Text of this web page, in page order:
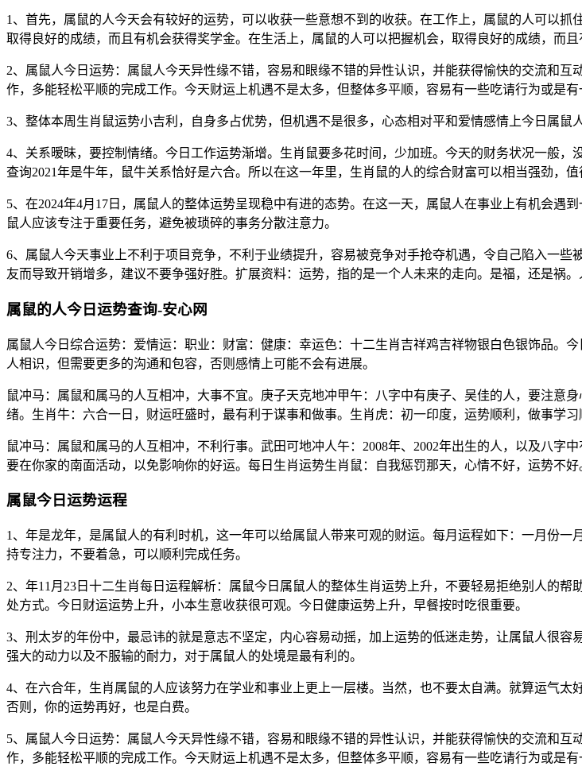
1、首先，属鼠的人今天会有较好的运势，可以收获一些意想不到的收获。在工作上，属鼠的人可以
取得良好的成绩，而且有机会获得奖学金。在生活上，属鼠的人可以把握机会，取得良好的成绩，而且
2、属鼠人今日运势：属鼠人今天异性缘不错，容易和眼缘不错的异性认识，并能获得愉快的交流和
作，多能轻松平顺的完成工作。今天财运上机遇不是太多，但整体多平顺，容易有一些吃请行为或是有
3、整体本周生肖鼠运势小吉利，自身多占优势，但机遇不是很多，心态相对平和爱情感情上今日属
4、关系暧昧，要控制情绪。今日工作运势渐增。生肖鼠要多花时间，少加班。今天的财务状况一般
查询2021年是牛年，鼠牛关系恰好是六合。所以在这一年里，生肖鼠的人的综合财富可以相当强劲，值
5、在2024年4月17日，属鼠人的整体运势呈现稳中有进的态势。在这一天，属鼠人在事业上有机会
鼠人应该专注于重要任务，避免被琐碎的事务分散注意力。
6、属鼠人今天事业上不利于项目竞争，不利于业绩提升，容易被竞争对手抢夺机遇，令自己陷入一
友而导致开销增多，建议不要争强好胜。扩展资料：运势，指的是一个人未来的走向。是福，还是祸。
属鼠的人今日运势查询-安心网
属鼠人今日综合运势：爱情运：职业：财富：健康：幸运色：十二生肖吉祥鸡吉祥物银白色银饰品。
人相识，但需要更多的沟通和包容，否则感情上可能不会有进展。
鼠冲马：属鼠和属马的人互相冲，大事不宜。庚子天克地冲甲午：八字中有庚子、吴佳的人，要注意
绪。生肖牛：六合一日，财运旺盛时，最有利于谋事和做事。生肖虎：初一印度，运势顺利，做事学习
鼠冲马：属鼠和属马的人互相冲，不利行事。武田可地冲人午：2008年、2002年出生的人，以及八
要在你家的南面活动，以免影响你的好运。每日生肖运势生肖鼠：自我惩罚那天，心情不好，运势不好
属鼠今日运势运程
1、年是龙年，是属鼠人的有利时机，这一年可以给属鼠人带来可观的财运。每月运程如下：一月份
持专注力，不要着急，可以顺利完成任务。
2、年11月23日十二生肖每日运程解析：属鼠今日属鼠人的整体生肖运势上升，不要轻易拒绝别人的
处方式。今日财运运势上升，小本生意收获很可观。今日健康运势上升，早餐按时吃很重要。
3、刑太岁的年份中，最忌讳的就是意志不坚定，内心容易动摇，加上运势的低迷走势，让属鼠人很
强大的动力以及不服输的耐力，对于属鼠人的处境是最有利的。
4、在六合年，生肖属鼠的人应该努力在学业和事业上更上一层楼。当然，也不要太自满。就算运气
否则，你的运势再好，也是白费。
5、属鼠人今日运势：属鼠人今天异性缘不错，容易和眼缘不错的异性认识，并能获得愉快的交流和
作，多能轻松平顺的完成工作。今天财运上机遇不是太多，但整体多平顺，容易有一些吃请行为或是有